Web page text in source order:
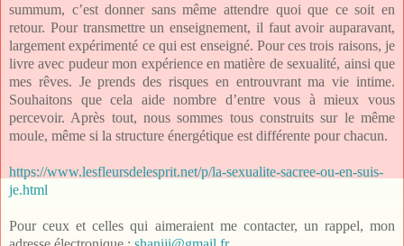
summum, c’est donner sans même attendre quoi que ce soit en
retour. Pour transmettre un enseignement, il faut avoir auparavant,
largement expérimenté ce qui est enseigné. Pour ces trois raisons, je
livre avec pudeur mon expérience en matière de sexualité, ainsi que
mes rêves. Je prends des risques en entrouvrant ma vie intime.
Souhaitons que cela aide nombre d’entre vous à mieux vous
percevoir. Après tout, nous sommes tous construits sur le même
moule, même si la structure énergétique est différente pour chacun.
https://www.lesfleursdelesprit.net/p/la-sexualite-sacree-ou-en-suis-
je.html
Pour ceux et celles qui aimeraient me contacter, un rappel, mon